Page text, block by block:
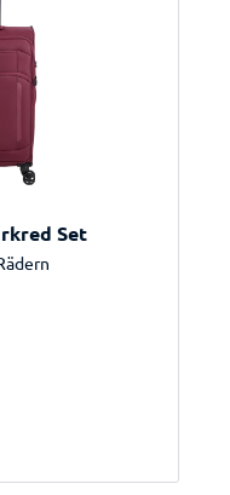
Set